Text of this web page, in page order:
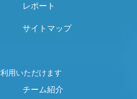
レポート
サイトマップ
用いただけます
チーム紹介